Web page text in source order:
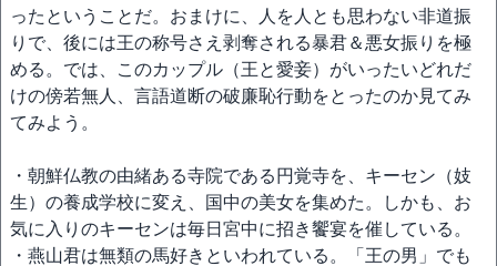
ったということだ。おまけに、人を人とも思わない非道振
りで、後には王の称号さえ剥奪される暴君＆悪女振りを極
める。では、このカップル（王と愛妾）がいったいどれだ
けの傍若無人、言語道断の破廉恥行動をとったのか見てみ
てみよう。
・朝鮮仏教の由緒ある寺院である円覚寺を、キーセン（妓
生）の養成学校に変え、国中の美女を集めた。しかも、お
気に入りのキーセンは毎日宮中に招き饗宴を催している。
・燕山君は無類の馬好きといわれている。「王の男」でも